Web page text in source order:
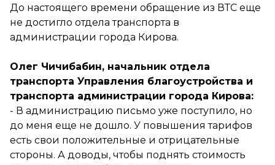
До настоящего времени обращение из ВТС еще
не достигло отдела транспорта в
администрации города Кирова.
Олег Чичибабин, начальник отдела
транспорта Управления благоустройства и
транспорта администрации города Кирова:
- В администрацию письмо уже поступило, но
до меня еще не дошло. У повышения тарифов
есть свои положительные и отрицательные
стороны. А доводы, чтобы поднять стоимость